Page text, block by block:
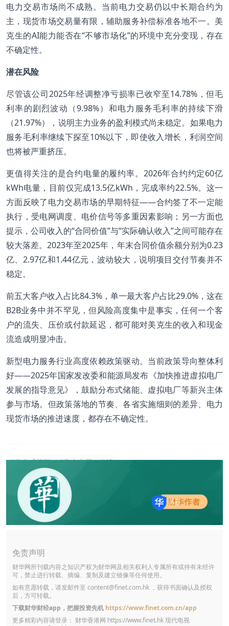
电力交易市场尚不成熟。当前电力交易仍以中长期合约为
主，现货市场交易量有限，辅助服务补偿标准各地不一。美
克生的AI能力能否在“不够市场化”的环境中充分变现，存在
不确定性。
潜在风险
尽管该公司2025年经调整净亏损率已收窄至14.78%，但毛
利率的剧烈波动（9.98%）和电力服务毛利率的持续下滑
（21.97%），说明主力业务的盈利模式尚未稳定。如果电力
服务毛利率继续下探至10%以下，即使收入增长，利润空间
也将被严重挤压。
更值得关注的是合约电量的履约率。2026年合约约定60亿
kWh电量，目前仅完成13.5亿kWh，完成率约22.5%。这一
方面反映了电力交易市场的早期特征——合约签了不一定能
执行，受电网调度、电价信号等多重因素影响；另一方面也
提示，公司收入的“合同价值”与“实际确认收入”之间可能存在
较大落差。2023年至2025年，年末合同价值余额分别为0.23
亿、2.97亿和1.44亿元，波动较大，说明项目交付节奏并不
稳定。
前五大客户收入占比84.3%，单一最大客户占比29.0%，这在
B2B业务中并不罕见，但风险高度集中是事实，任何一个客
户的流失、压价或付款延迟，都可能对美克生的收入和现金
流造成明显冲击。
新型电力服务行业高度依赖政策驱动。当前政策导向整体利
好——2025年国家发改委和能源局发布《加快推进虚拟电厂
发展的指导意见》，鼓励分布式储能、虚拟电厂等新兴主体
参与市场。但政策落地的节奏、各省实施细则的差异、电力
现货市场的推进速度，都存在不确定性。
#分布式储能 #电力交易 #AI
吴言
免责声明
财华网所刊载内容之知识产权为财华网及相关权利人专属所有或持有未经许
可，禁止进行转载、摘编、复制及建立镜像等任何使用。
如有意愿转载，请发邮件至 content@finet.com.hk ，获得书面确认及授权
后，方可转载。
下载财华财经app，把握投资先机 https://www.finet.com.cn/app
更多精彩内容请登录： 财华香港网 https://www.finet.hk现代电视